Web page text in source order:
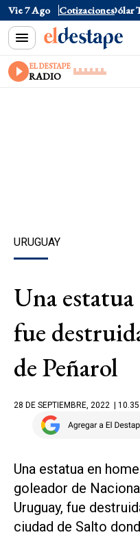
Vie 7 Ago Cotizaciones
Oficial $1520 Dólar
EL DESTAPE
RADIO
URUGUAY
Una
fue
de Peñarol
28 DE SEPTIEMBRE, 2022 | 10.35
Una estatua en
goleador de
Uruguay, fue
ciudad de Salto